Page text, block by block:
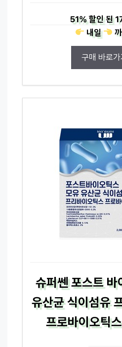
51%할인 된
내일
구매 바로가
슈퍼쎈 포스트 바
유산균 식이섬유
프로바이오틱